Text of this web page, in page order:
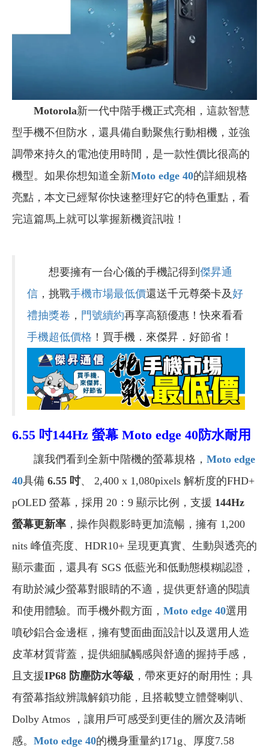
Motorola新一代中階手機正式亮相，這款智慧
型手機不但防水，還具備自動聚焦行動相機，並強
調帶來持久的電池使用時間，是一款性價比很高的
機型。如果你想知道全新Moto edge 40的詳細規格
亮點，本文已經幫你快速整理好它的特色重點，看
完這篇馬上就可以掌握新機資訊啦！
想要擁有一台心儀的手機記得到 傑昇通
信 ，挑戰手機市場最低價還送千元尊榮卡及好
禮抽獎卷 ， 門號續約再享高額優惠！快來看看
手機超低價格 ！買手機．來傑昇．好節省！
6.55 吋144Hz 螢幕 Moto edge 40防水耐用
讓我們看到全新中階機的螢幕規格， Moto edge
40具備 6.55 吋、 2,400 x 1,080pixels 解析度的FHD+
pOLED 螢幕，採用 20：9 顯示比例，支援 144Hz
螢幕更新率 ，操作與觀影時更加流暢，擁有 1,200
nits 峰值亮度、HDR10+ 呈現更真實、生動與透亮的
顯示畫面，還具有 SGS 低藍光和低動態模糊認證，
有助於減少螢幕對眼睛的不適，提供更舒適的閱讀
和使用體驗。而手機外觀方面， Moto edge 40選用
噴砂鋁合金邊框，擁有雙面曲面設計以及選用人造
皮革材質背蓋，提供細膩觸感與舒適的握持手感，
且支援IP68 防塵防水等級 ，帶來更好的耐用性；具
有螢幕指紋辨識解鎖功能，且搭載雙立體聲喇叭、
Dolby Atmos ，讓用戶可感受到更佳的層次及清晰
感。 Moto edge 40的機身重量約171g、厚度7.58